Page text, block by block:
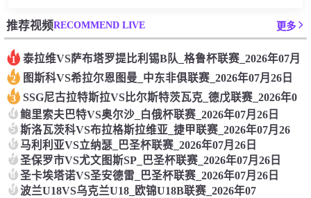
推荐视频RECOMMEND LIVE 更多
1 泰拉维VS萨布塔罗提比利锡B队_格鲁杯联赛_2026年07月
2 图斯科VS希拉尔恩图曼_中东非俱联赛_2026年07月26日
3 SSG尼古拉特斯拉VS比尔斯特茨瓦克_德戊联赛_2026年0
4 鲍里索夫巴特VS奥尔沙_白俄杯联赛_2026年07月26日
5 斯洛瓦茨科VS布拉格斯拉维亚_捷甲联赛_2026年07月26
6 马利利亚VS立纳瑟_巴圣杯联赛_2026年07月26日
7 圣保罗市VS尤文图斯SP_巴圣杯联赛_2026年07月26日
8 圣卡埃塔诺VS圣安德雷_巴圣杯联赛_2026年07月26日
9 波兰U18VS乌克兰U18_欧锦U18B联赛_2026年07